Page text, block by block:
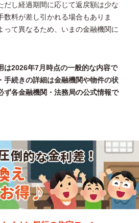
だし経過期間に応じて返戻額は少な
数料が差し引かれる場合もありま
って異なるため、いまの金融機関に
は2026年7月時点の一般的な内容で
手続きの詳細は金融機関や物件の状
ず各金融機関・法務局の公式情報で